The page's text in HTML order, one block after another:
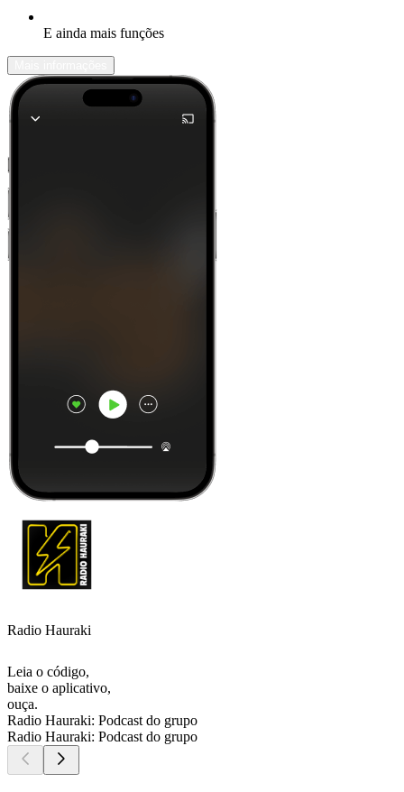
E ainda mais funções
Radio Hauraki
Leia o código,
baixe o aplicativo,
ouça.
Radio Hauraki: Podcast do grupo
Radio Hauraki: Podcast do grupo